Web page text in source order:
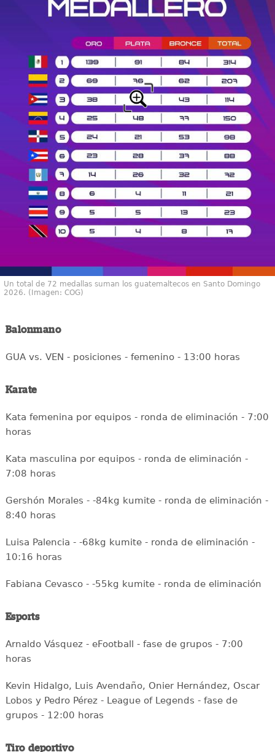
Un total de 72 medallas suman los guatemaltecos en Santo Domingo
2026. (Imagen: COG)
Balonmano
GUA vs. VEN - posiciones - femenino - 13:00 horas
Karate
Kata femenina por equipos - ronda de eliminación - 7:00
horas
Kata masculina por equipos - ronda de eliminación -
7:08 horas
Gershón Morales - -84kg kumite - ronda de eliminación -
8:40 horas
Luisa Palencia - -68kg kumite - ronda de eliminación -
10:16 horas
Fabiana Cevasco - -55kg kumite - ronda de eliminación
Esports
Arnaldo Vásquez - eFootball - fase de grupos - 7:00
horas
Kevin Hidalgo, Luis Avendaño, Onier Hernández, Oscar
Lobos y Pedro Pérez - League of Legends - fase de
grupos - 12:00 horas
Tiro deportivo